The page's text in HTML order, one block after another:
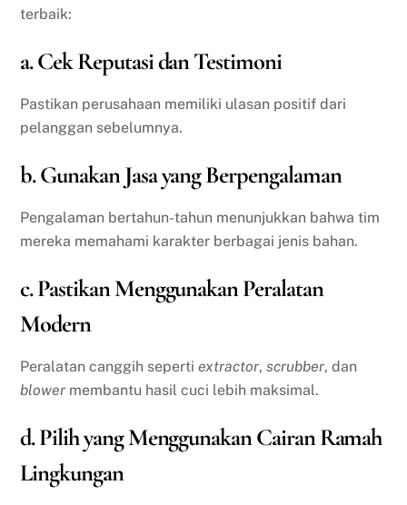
terbaik:
a. Cek Reputasi dan Testimoni
Pastikan perusahaan memiliki ulasan positif dari
pelanggan sebelumnya.
b. Gunakan Jasa yang Berpengalaman
Pengalaman bertahun-tahun menunjukkan bahwa tim
mereka memahami karakter berbagai jenis bahan.
c. Pastikan Menggunakan Peralatan
Modern
Peralatan canggih sepertiextractor,scrubber, dan
blower membantu hasil cuci lebih maksimal.
d. Pilih yang Menggunakan Cairan Ramah
Lingkungan